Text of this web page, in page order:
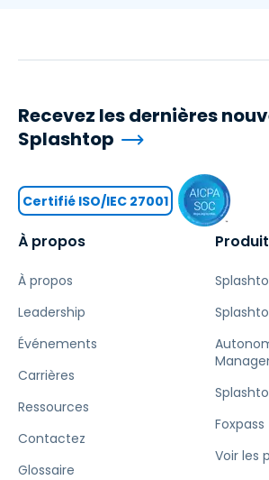
À propos
À propos
Leadership
Événements
Carrières
Ressources
Contactez
Glossaire
Foxpass
Voir les
Recevez les dernières
Splashtop
Certifié ISO/IEC 27001